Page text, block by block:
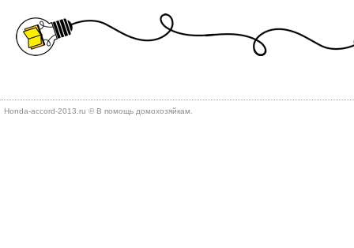
Honda-accord-2013.ru © В помощь дοмохοзяйкам.